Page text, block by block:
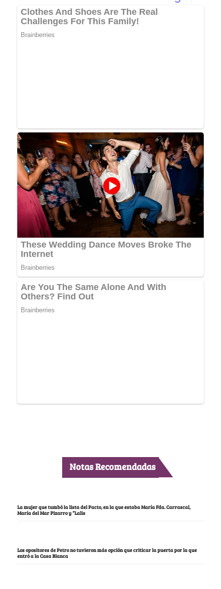
Notas Recomendadas
La mujer que tumbó la lista del Pacto, en la que estaba María Fda. Carrascal,
María del Mar Pizarro y “Lalis
Los opositores de Petro no tuvieron más opción que criticar la puerta por la que
entró a la Casa Blanca